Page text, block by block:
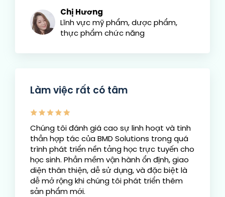
Chị Hương
Lĩnh vực mỹ phẩm, dược phẩm,
thực phẩm chức năng
Làm việc rất có tâm
Chúng tôi đánh giá cao sự linh hoạt và tinh
thần hợp tác của BMD Solutions trong quá
trình phát triển nền tảng học trực tuyến cho
học sinh. Phần mềm vận hành ổn định, giao
diện thân thiện, dễ sử dụng, và đặc biệt là
dễ mở rộng khi chúng tôi phát triển thêm
sản phẩm mới.